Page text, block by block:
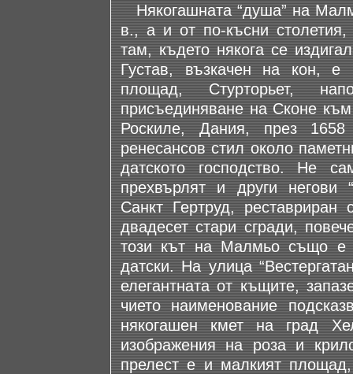
Някогашната “душа” на
в., а и от по-късни
там, където някога се
Густав, възкачен на кон, е
площад, Стурторьет,
присъединяване на Сконе
Роскиле, Дания, през
ренесансов стил около
датското господство. Не
прехвърлят и други негови
Санкт Гертруд, реставриран
двадесет стари сгради,
този кът на Малмьо също е
датски. На улица
елегантната от къщите,
чието наименование
някогашен кмет на град
изображения на роза и
прелест е и малкият